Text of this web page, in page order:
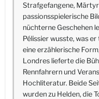
Strafgefangene,
passionsspielerische
nüchterne Geschehen
Pélissier wusste, was
eine erzählerische
Londres lieferte die
Rennfahrern und
Hochliteratur. Beide
wurden zu Helden, die